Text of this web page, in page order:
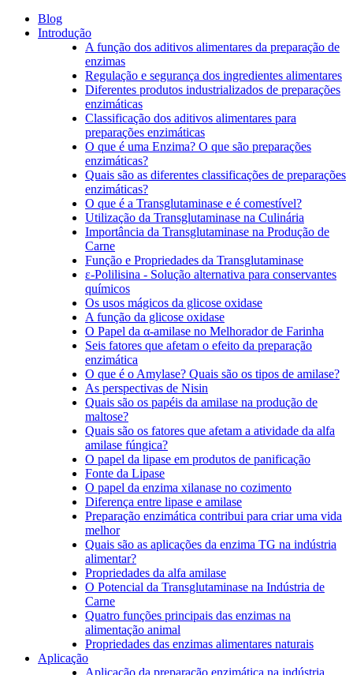
Blog
Introdução
A função dos aditivos alimentares da preparação de
enzimas
Regulação e segurança dos ingredientes alimentares
Diferentes produtos industrializados de preparações
enzimáticas
Classificação dos aditivos alimentares para
preparações enzimáticas
O que é uma Enzima? O que são preparações
enzimáticas?
Quais são as diferentes classificações de preparações
enzimáticas?
O que é a Transglutaminase e é comestível?
Utilização da Transglutaminase na Culinária
Importância da Transglutaminase na Produção de
Carne
Função e Propriedades da Transglutaminase
ε-Polilisina - Solução alternativa para conservantes
químicos
Os usos mágicos da glicose oxidase
A função da glicose oxidase
O Papel da α-amilase no Melhorador de Farinha
Seis fatores que afetam o efeito da preparação
enzimática
O que é o Amylase? Quais são os tipos de amilase?
As perspectivas de Nisin
Quais são os papéis da amilase na produção de
maltose?
Quais são os fatores que afetam a atividade da alfa
amilase fúngica?
O papel da lipase em produtos de panificação
Fonte da Lipase
O papel da enzima xilanase no cozimento
Diferença entre lipase e amilase
Preparação enzimática contribui para criar uma vida
melhor
Quais são as aplicações da enzima TG na indústria
alimentar?
Propriedades da alfa amilase
O Potencial da Transglutaminase na Indústria de
Carne
Quatro funções principais das enzimas na
alimentação animal
Propriedades das enzimas alimentares naturais
Aplicação